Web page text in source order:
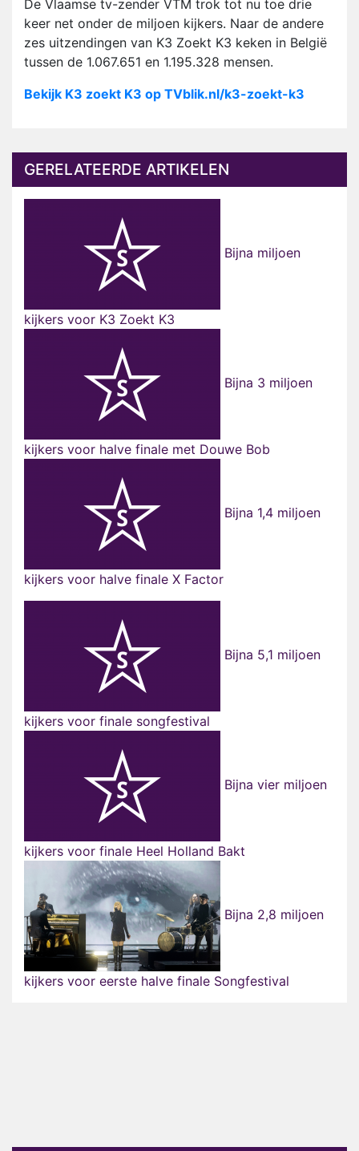
De Vlaamse tv-zender VTM trok tot nu toe drie
keer net onder de miljoen kijkers. Naar de andere
zes uitzendingen van K3 Zoekt K3 keken in België
tussen de 1.067.651 en 1.195.328 mensen.
Bekijk K3 zoekt K3 op TVblik.nl/k3-zoekt-k3
GERELATEERDE ARTIKELEN
Bijna miljoen
kijkers voor K3 Zoekt K3
Bijna 3 miljoen
kijkers voor halve finale met Douwe Bob
Bijna 1,4 miljoen
kijkers voor halve finale X Factor
Bijna 5,1 miljoen
kijkers voor finale songfestival
Bijna vier miljoen
kijkers voor finale Heel Holland Bakt
Bijna 2,8 miljoen
kijkers voor eerste halve finale Songfestival